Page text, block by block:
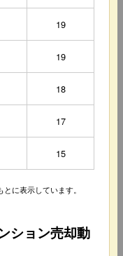
19
19
18
17
15
に表示しています。
ション売却動